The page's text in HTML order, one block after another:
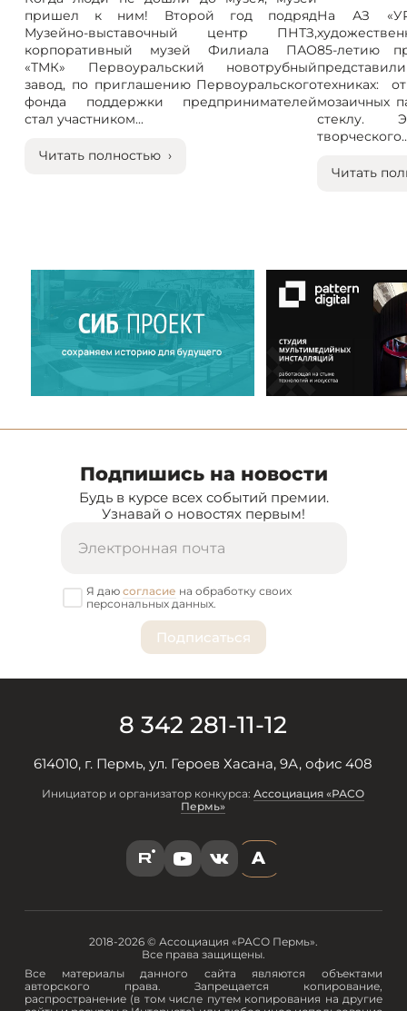
пришел к ним! Второй год подряд
Музейно-выставочный центр ПНТЗ,
корпоративный музей Филиала ПАО
«ТМК» Первоуральский новотрубный
завод, по приглашению Первоуральского
фонда поддержки предпринимателей
стал участником...
Читать полностью ›
На АЗ
85-летию
техниках:
мозаичных
стеклу.
Читать
Подпишись на новости
Будь в курсе всех событий премии.
Узнавай о новостях первым!
Я даю согласие на обработку своих
персональных данных.
8 342 281-11-12
614010, г. Пермь, ул. Героев Хасана, 9А, офис 408
Инициатор и организатор конкурса:Ассоциация «РАСО
Пермь»
R Y V A
2018-2026 © Ассоциация «РАСО Пермь».
Все права защищены.
Все материалы данного сайта являются объектами
авторского права. Запрещается копирование,
распространение (в том числе путем копирования на другие